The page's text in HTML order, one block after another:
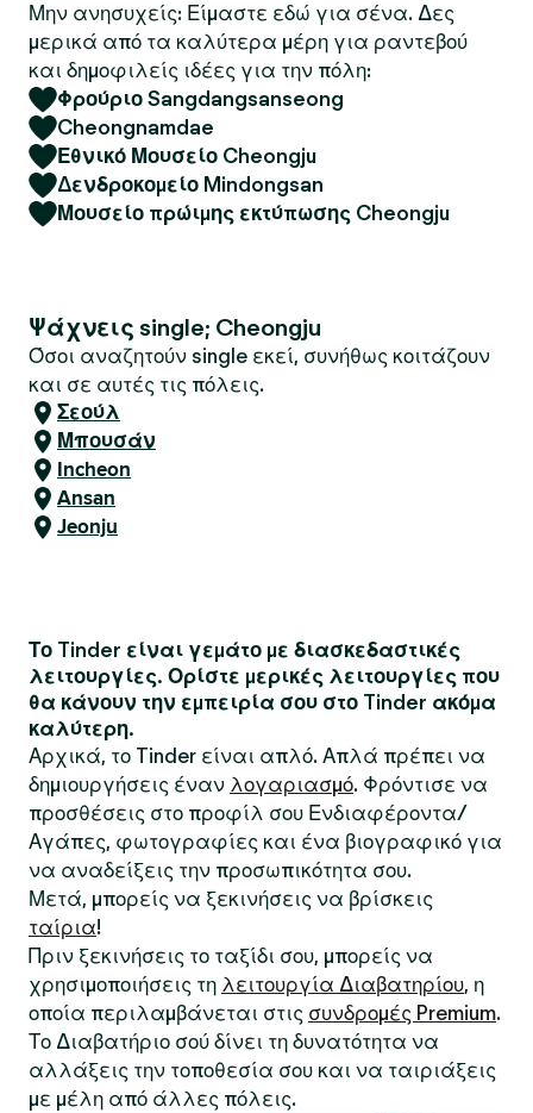
Μην ανησυχείς: Είμαστε εδώ για σένα. Δες
μερικά από τα καλύτερα μέρη για ραντεβού
και δημοφιλείς ιδέες για την πόλη:
Φρούριο Sangdangsanseong
Cheongnamdae
Εθνικό Μουσείο Cheongju
Δενδροκομείο Mindongsan
Μουσείο πρώιμης εκτύπωσης Cheongju
Ψάχνεις single; Cheongju
Όσοι αναζητούν single εκεί, συνήθως κοιτάζουν
και σε αυτές τις πόλεις.
Σεούλ
Μπουσάν
Incheon
Ansan
Jeonju
Το Tinder είναι γεμάτο με διασκεδαστικές
λειτουργίες. Ορίστε μερικές λειτουργίες που
θα κάνουν την εμπειρία σου στο Tinder ακόμα
καλύτερη.
Αρχικά, το Tinder είναι απλό. Απλά πρέπει να
δημιουργήσεις έναν λογαριασμό. Φρόντισε να
προσθέσεις στο προφίλ σου Ενδιαφέροντα/
Αγάπες, φωτογραφίες και ένα βιογραφικό για
να αναδείξεις την προσωπικότητα σου.
Μετά, μπορείς να ξεκινήσεις να βρίσκεις
ταίρια!
Πριν ξεκινήσεις το ταξίδι σου, μπορείς να
χρησιμοποιήσεις τη λειτουργία Διαβατηρίου, η
οποία περιλαμβάνεται στις συνδρομές Premium.
Το Διαβατήριο σού δίνει τη δυνατότητα να
αλλάξεις την τοποθεσία σου και να ταιριάξεις
με μέλη από άλλες πόλεις.